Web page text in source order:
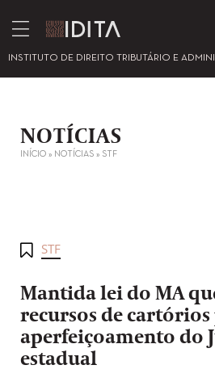
INSTITUTO DE DIREITO TRIBUTÁRIO E
NOTÍCIAS
INÍCIO » NOTÍCIAS » STF
STF
Mantida lei do MA
recursos de cartórios
aperfeiçoamento do
estadual